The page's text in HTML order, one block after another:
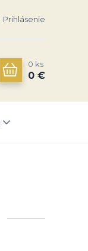
Prihlásenie
0 ks
0 €